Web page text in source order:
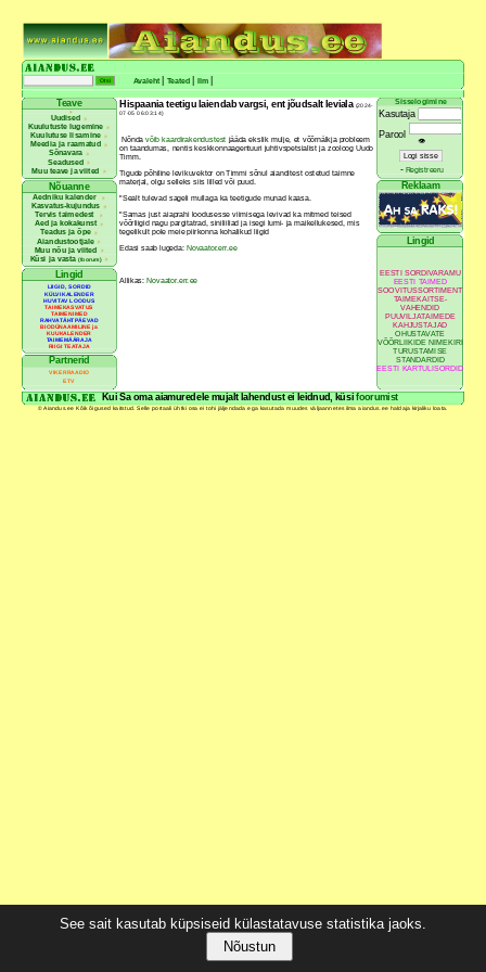
See sait kasutab küpsiseid külastatavuse statistika jaoks.
Nõustun
Avaleht Teated Ilm
Teave
Uudised
Kuulutuste lugemine
Kuulutuse lisamine
Meedia ja raamatud
Sõnavara
Seadused
Muu teave ja viited
Nõuanne
Aedniku kalender
Kasvatus-kujundus
Tervis taimedest
Aed ja kokakunst
Teadus ja õpe
Aiandustootjale
Muu nõu ja viited
Küsi ja vasta(foorum)
Lingid
LIIGID, SORDID
KÜLVIKALENDER
HUVITAV LOODUS
TAIMEKASVATUS
TAIMENIMED
RAHVATÄHTPÄEVAD
BIODÜNAAMILINE ja
KUUKALENDER
TAIMEMÄÄRAJA
RIIGI TEATAJA
Partnerid
VIKERRAADIO
ETV
Hispaania teetigu laiendab vargsi, ent jõudsalt leviala (2024-
07-05 06:03:14)
Nõndavõib kaardirakendustest jääda ekslik mulje, et võõrnälkja probleem
on taandumas, nentis keskkonnaagentuuri juhtivspetsialist ja zooloog Uudo
Timm.
Tigude põhiline levikuvektor on Timmi sõnul aianditest ostetud taimne
materjal, olgu selleks siis lilled või puud.
"Sealt tulevad sageli mullaga ka teetigude munad kaasa.
"Samas just aiaprahi loodusesse viimisega levivad ka mitmed teised
võõrliigid nagu pargitatrad, siniliiliad ja isegi lumi- ja maikellukesed, mis
tegelikult pole meie piirkonna kohalikud liigid
Edasi saab lugeda: Novaator.err.ee
Allikas:Novaator.err.ee
Sisselogimine
Kasutaja
Parool
👁
- Registreeru
Reklaam
Lingid
EESTI SORDIVARAMU
EESTI TAIMED
SOOVITUSSORTIMENT
TAIMEKAITSE-
VAHENDID
PUUVILJATAIMEDE
KAHJUSTAJAD
OHUSTAVATE
VÕÕRLIIKIDE NIMEKIRI
TURUSTAMISE
STANDARDID
EESTI KARTULISORDID
Kui Sa oma aiamuredele mujalt lahendust ei leidnud, küsi foorumist
© Aiandus.ee Kõik õigused kaitstud. Selle portaali ühtki osa ei tohi jäljendada ega kasutada muudes väljaannetes ilma aiandus.ee haldaja kirjaliku loata.